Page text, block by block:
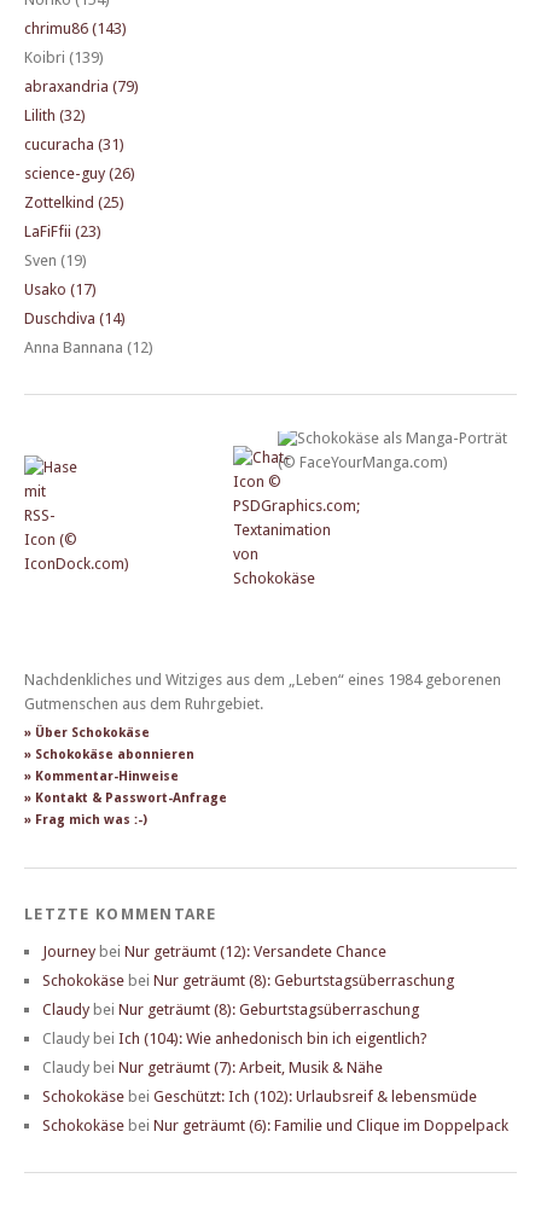
chrimu86 (143)
Koibri (139)
abraxandria (79)
Lilith (32)
cucuracha (31)
science-guy (26)
Zottelkind (25)
LaFiFfii (23)
Sven (19)
Usako (17)
Duschdiva (14)
Anna Bannana (12)
Nachdenkliches und Witziges aus dem „Leben“ eines 1984 geborenen
Gutmenschen aus dem Ruhrgebiet.
» Über Schokokäse
» Schokokäse abonnieren
» Kommentar-Hinweise
» Kontakt & Passwort-Anfrage
» Frag mich was :-)
LETZTE KOMMENTARE
Journey bei Nur geträumt (12): Versandete Chance
Schokokäse bei Nur geträumt (8): Geburtstagsüberraschung
Claudy bei Nur geträumt (8): Geburtstagsüberraschung
Claudy bei Ich (104): Wie anhedonisch bin ich eigentlich?
Claudy bei Nur geträumt (7): Arbeit, Musik & Nähe
Schokokäse bei Geschützt: Ich (102): Urlaubsreif & lebensmüde
Schokokäse bei Nur geträumt (6): Familie und Clique im Doppelpack